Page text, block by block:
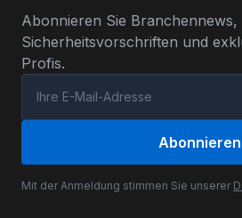
Abonnieren Sie Branchennews,
Sicherheitsvorschriften und
Profis.
Abonnieren
Mit der Anmeldung stimmen Sie unserer